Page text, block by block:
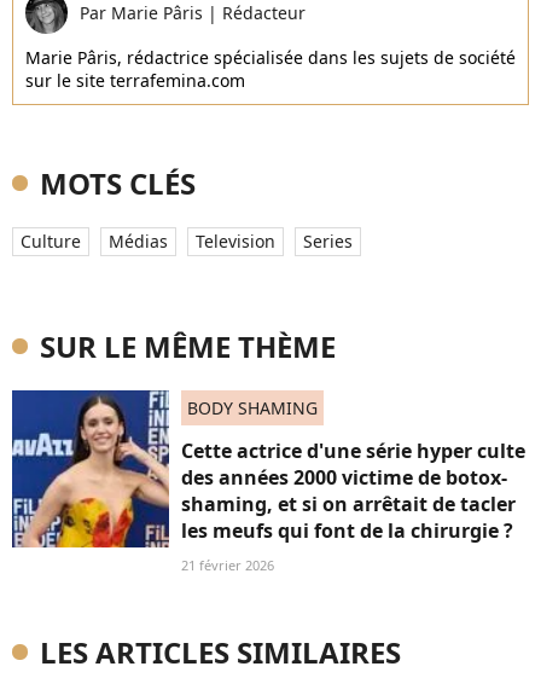
Par Marie Pâris | Rédacteur
Marie Pâris, rédactrice spécialisée dans les sujets de société
sur le site terrafemina.com
MOTS CLÉS
Culture Médias Television Series
SUR LE MÊME THÈME
BODY SHAMING
Cette actrice d'une série hyper culte
des années 2000 victime de botox-
shaming, et si on arrêtait de tacler
les meufs qui font de la chirurgie ?
21 février 2026
LES ARTICLES SIMILAIRES